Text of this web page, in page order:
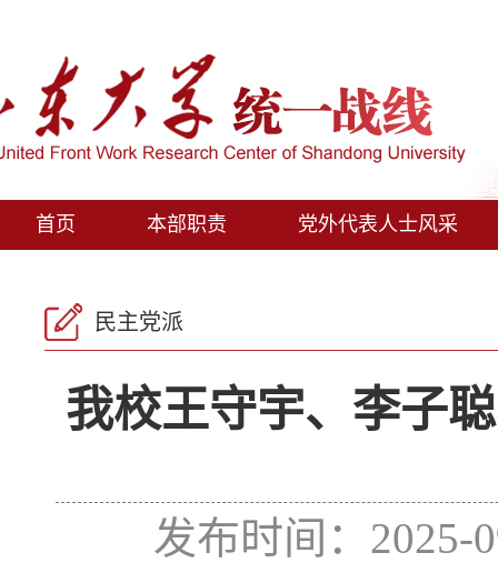
首页 本部职责 党外代表人士风采
民主党派
我校王守宇、李子
发布时间：2025-